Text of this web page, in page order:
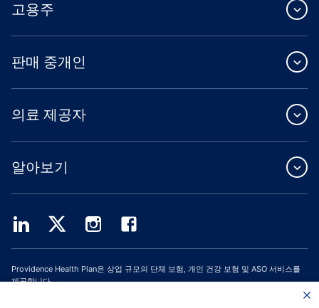
고용주
판매 중개인
의료 제공자
알아보기
Providence Health Plan은 상업 규모의 단체 보험, 개인 건강 보험 및 ASO 서비스를
제공합니다.